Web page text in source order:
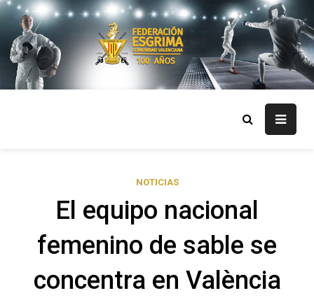
Skip
content
NOTICIAS
El equipo nacional
femenino de sable se
concentra en València